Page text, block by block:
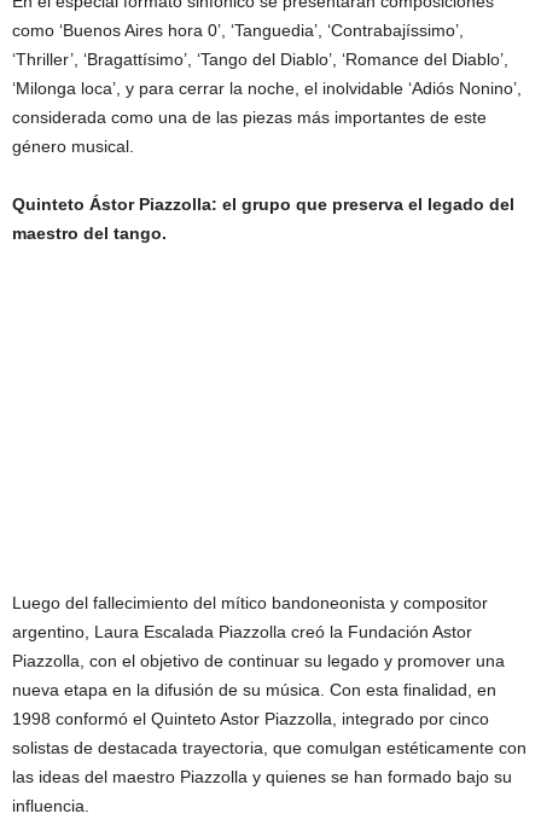
como ‘Buenos Aires hora 0’, ‘Tanguedia’, ‘Contrabajíssimo’,
‘Thriller’, ‘Bragattísimo’, ‘Tango del Diablo’, ‘Romance del Diablo’,
‘Milonga loca’, y para cerrar la noche, el inolvidable ‘Adiós Nonino’,
considerada como una de las piezas más importantes de este
género musical.
Quinteto Ástor Piazzolla: el grupo que preserva el legado del
maestro del tango.
Luego del fallecimiento del mítico bandoneonista y compositor
argentino, Laura Escalada Piazzolla creó la Fundación Astor
Piazzolla, con el objetivo de continuar su legado y promover una
nueva etapa en la difusión de su música. Con esta finalidad, en
1998 conformó el Quinteto Astor Piazzolla, integrado por cinco
solistas de destacada trayectoria, que comulgan estéticamente con
las ideas del maestro Piazzolla y quienes se han formado bajo su
influencia.